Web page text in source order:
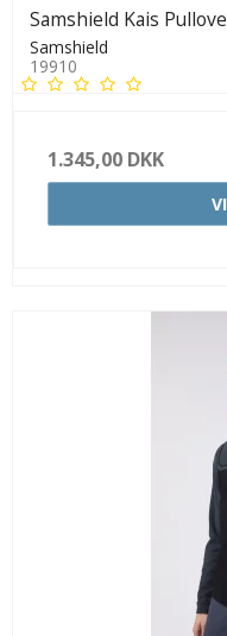
Samshield Kais
Samshield
19910
1.345,00 DKK